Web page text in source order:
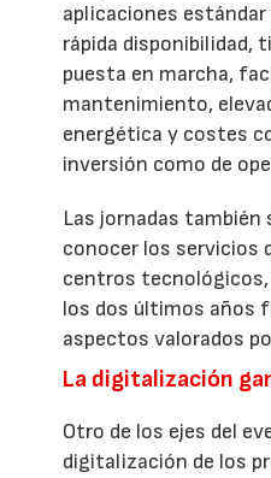
aplicaciones
rápida disponibilidad,
puesta en marcha,
mantenimiento,
energética y costes
inversión como de
Las jornadas también
conocer los servicios
centros tecnológicos,
los dos últimos años
aspectos valorados
La digitalización
Otro de los ejes del
digitalización de los